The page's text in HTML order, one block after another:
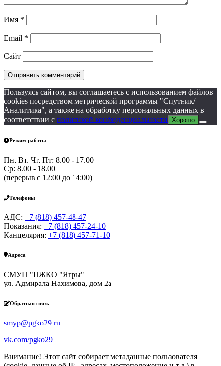
Имя *
Email *
Сайт
Пользуясь сайтом, вы соглашаетесь с использованием файлов
cookies посредством метрической программы "Спутник/
Аналитика", а также на обработку персональных данных в
соответствии с политикой конфиденциальности Хорошо
Режим работы
Пн, Вт, Чт, Пт: 8.00 - 17.00
Ср: 8.00 - 18.00
(перерыв с 12:00 до 14:00)
Телефоны
АДС: +7 (818) 457-48-47
Показания: +7 (818) 457-24-10
Канцелярия: +7 (818) 457-71-10
Адреса
СМУП "ПЖКО "Ягры"
ул. Адмирала Нахимова, дом 2а
Обратная связь
smyp@pgko29.ru
vk.com/pgko29
Внимание! Этот сайт собирает метаданные пользователя